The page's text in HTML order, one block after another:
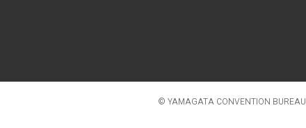
© YAMAGATA CONVENTION BUREAU